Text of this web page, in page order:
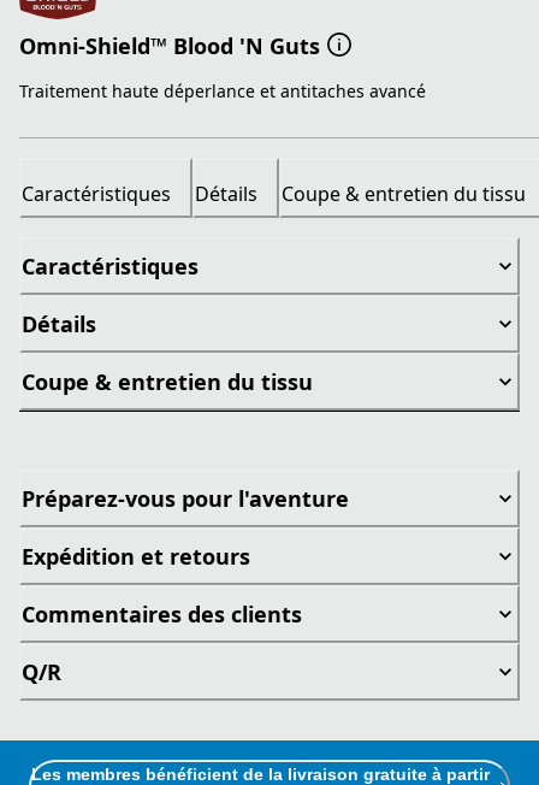
Omni-Shield™ Blood 'N Guts
Traitement haute déperlance et antitaches avancé
Caractéristiques Détails Coupe & entretien du tissu
Caractéristiques
Détails
Coupe & entretien du tissu
Préparez-vous pour l'aventure
Expédition et retours
Commentaires des clients
Q/R
Les membres bénéficient de la livraison gratuite à partir